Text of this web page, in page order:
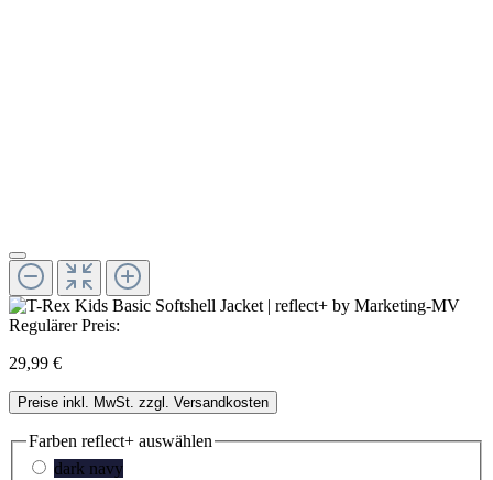
Regulärer Preis:
29,99 €
Preise inkl. MwSt. zzgl. Versandkosten
Farben reflect+ auswählen
dark navy